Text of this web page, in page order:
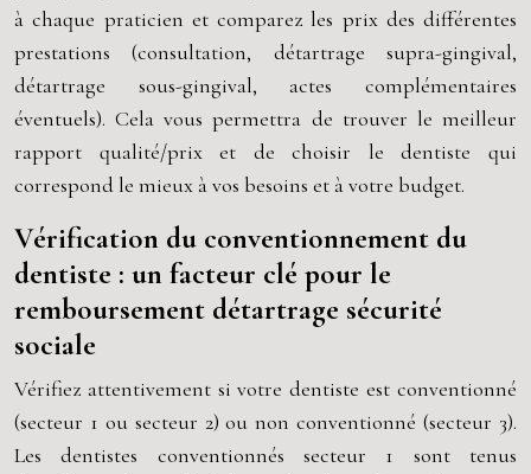
à chaque praticien et comparez les prix des différentes
prestations (consultation, détartrage supra-gingival,
détartrage sous-gingival, actes complémentaires
éventuels). Cela vous permettra de trouver le meilleur
rapport qualité/prix et de choisir le dentiste qui
correspond le mieux à vos besoins et à votre budget.
Vérification du conventionnement du
dentiste : un facteur clé pour le
remboursement détartrage sécurité
sociale
Vérifiez attentivement si votre dentiste est conventionné
(secteur 1 ou secteur 2) ou non conventionné (secteur 3).
Les dentistes conventionnés secteur 1 sont tenus